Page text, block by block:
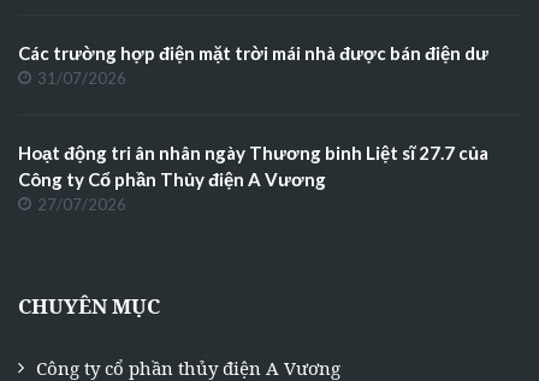
Các trường hợp điện mặt trời mái nhà được bán điện dư
31/07/2026
Hoạt động tri ân nhân ngày Thương binh Liệt sĩ 27.7 của
Công ty Cổ phần Thủy điện A Vương
27/07/2026
CHUYÊN MỤC
Công ty cổ phần thủy điện A Vương